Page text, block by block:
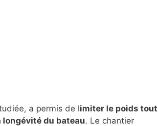
a permis de limiter le poids tout
du bateau. Le chantier